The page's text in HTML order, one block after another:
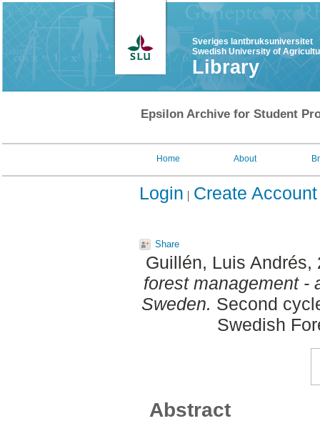
Sveriges lantbruksuniversitet
Swedish University of
Library
Epsilon Archive for Student
Home About
Login Create Account
Share
Guillén, Luis Andrés,
forest management -
Sweden. Second
Swedish
Abstract